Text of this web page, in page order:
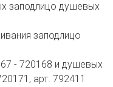
заподлицо душевых
заподлицо
- 720168 и душевых
арт. 792411